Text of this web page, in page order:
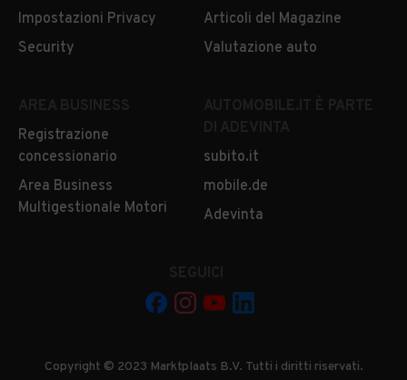
Impostazioni Privacy
Security
Articoli del Magazine
Valutazione auto
Registrazione
concessionario
Area Business
Multigestionale Motori
subito.it
mobile.de
Adevinta
Copyright © 2023 Marktplaats B.V. Tutti i diritti riservati.